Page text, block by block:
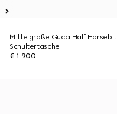
Mittelgroße Gucci Half Horsebit
Schultertasche
€ 1.900